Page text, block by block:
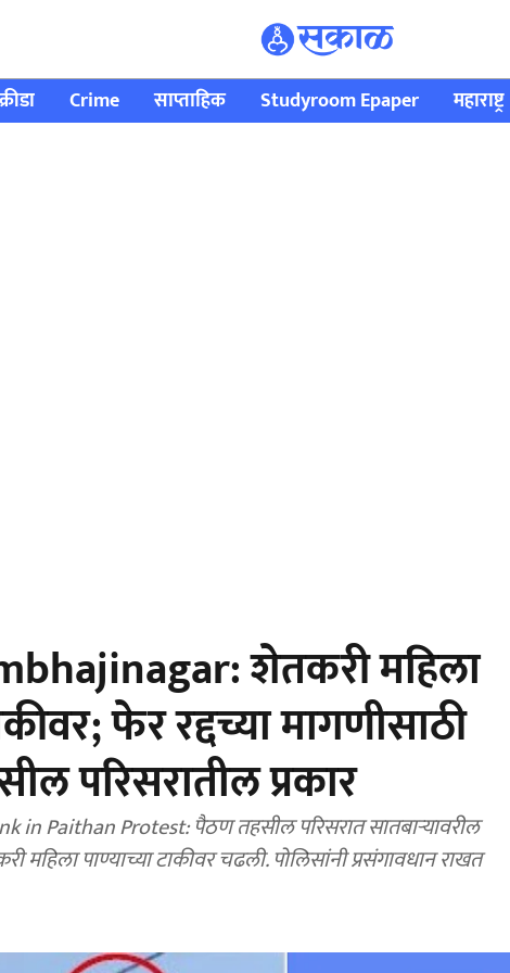
Crime साप्ताहिक Studyroom Epaper महाराष्ट्र
शेतकरी महिला
फेर रद्दच्या मागणीसाठी
परिसरातील प्रकार
in Paithan Protest: पैठण तहसील परिसरात सातबाऱ्यावरील
महिला पाण्याच्या टाकीवर चढली. पोलिसांनी प्रसंगावधान राखत